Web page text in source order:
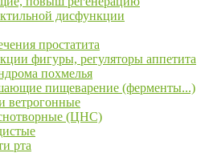
дисфункции
простатита
фигуры, регуляторы аппетита
похмелья
пищеварение (ферменты...)
ветрогонные
(ЦНС)
рта